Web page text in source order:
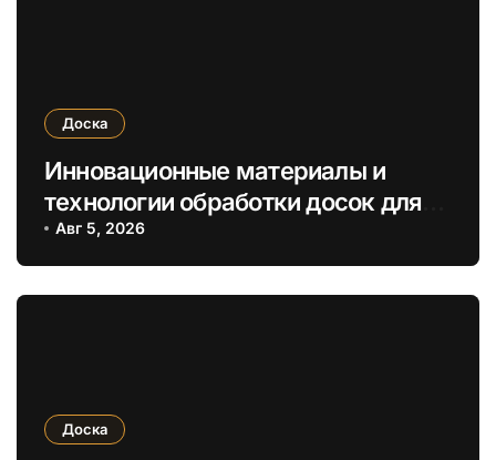
Доска
Инновационные материалы и
технологии обработки досок для
повышения прочности и
экологичности
Авг 5, 2026
Доска